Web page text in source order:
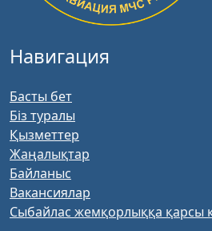
Навигация
Басты бет
Біз туралы
Қызметтер
Жаңалықтар
Байланыс
Вакансиялар
Сыбайлас жемқорлыққа қарсы